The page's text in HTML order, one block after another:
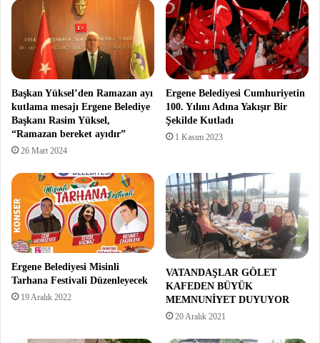
Başkan Yüksel’den Ramazan ayı
kutlama mesajı Ergene Belediye
Başkanı Rasim Yüksel,
“Ramazan bereket ayıdır”
26 Mart 2024
Ergene Belediyesi Cumhuriyetin
100. Yılını Adına Yakışır Bir
Şekilde Kutladı
1 Kasım 2023
Ergene Belediyesi Misinli
Tarhana Festivali Düzenleyecek
19 Aralık 2022
VATANDAŞLAR GÖLET
KAFEDEN BÜYÜK
MEMNUNİYET DUYUYOR
20 Aralık 2021